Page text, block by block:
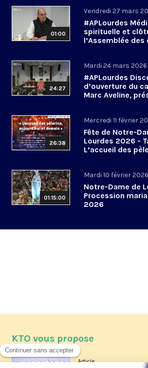
01:00
Vendredi 27 mars
#APLourdes
spirituelle et
l’Assemblée des
24:27
Mardi 24 mars 2026
#APLourdes
d’ouverture du
Marc Aveline,
26:38
Mercredi 11 février
Fête de Notre-
Lourdes 2026 -
L’accueil des
01:15:00
Mardi 10 février 2026
Notre-Dame de
Procession
2026
KTO vous propose
Article